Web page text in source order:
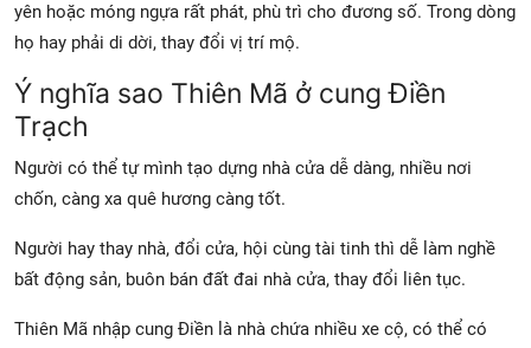
yên hoặc móng ngựa rất phát, phù trì cho đương số. Trong dòng
họ hay phải di dời, thay đổi vị trí mộ.
Ý nghĩa sao Thiên Mã ở cung Điền
Trạch
Người có thể tự mình tạo dựng nhà cửa dễ dàng, nhiều nơi
chốn, càng xa quê hương càng tốt.
Người hay thay nhà, đổi cửa, hội cùng tài tinh thì dễ làm nghề
bất động sản, buôn bán đất đai nhà cửa, thay đổi liên tục.
Thiên Mã nhập cung Điền là nhà chứa nhiều xe cộ, có thể có